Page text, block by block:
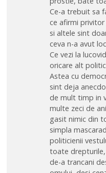
Ce-a trebuit sa
ce afirmi
si altele sint
ceva n-a avut
Ce vezi la
oricare alt
Astea cu
sint deja
de mult timp in
multe zeci de
gasit nimic din
simpla
politicienii
toate
de-a trancani